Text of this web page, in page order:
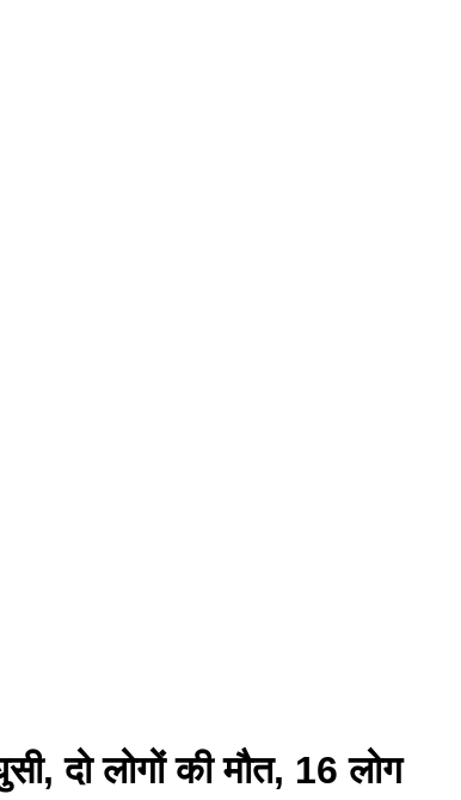
दो लोगों की मौत, 16 लोग